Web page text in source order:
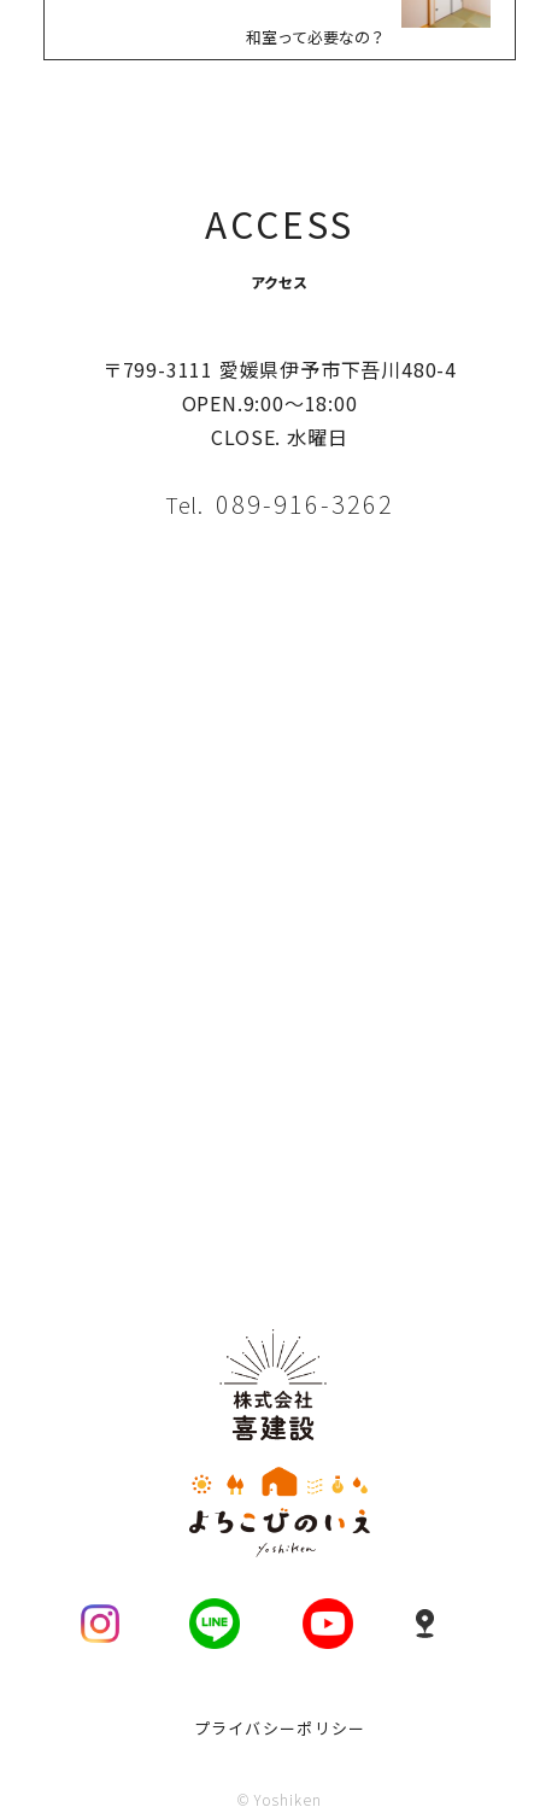
和室って必要なの？
ACCESS
アクセス
〒799-3111 愛媛県伊予市下吾川480-4
OPEN.9:00〜18:00
CLOSE. 水曜日
Tel. 089-916-3262
プライバシーポリシー
© Yoshiken